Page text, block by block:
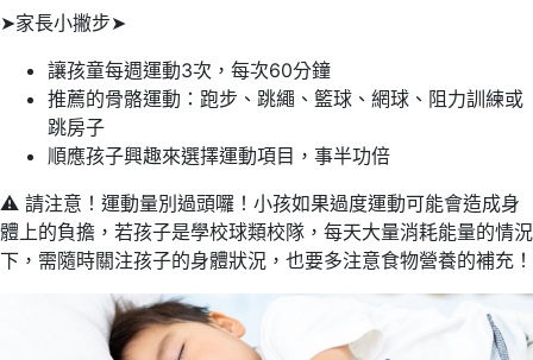
➤家長小撇步➤
讓孩童每週運動3次，每次60分鐘
推薦的骨骼運動：跑步、跳繩、籃球、網球、阻力訓練或
跳房子
順應孩子興趣來選擇運動項目，事半功倍
⚠️ 請注意！運動量別過頭囉！小孩如果過度運動可能會造成身
體上的負擔，若孩子是學校球類校隊，每天大量消耗能量的情況
下，需隨時關注孩子的身體狀況，也要多注意食物營養的補充！